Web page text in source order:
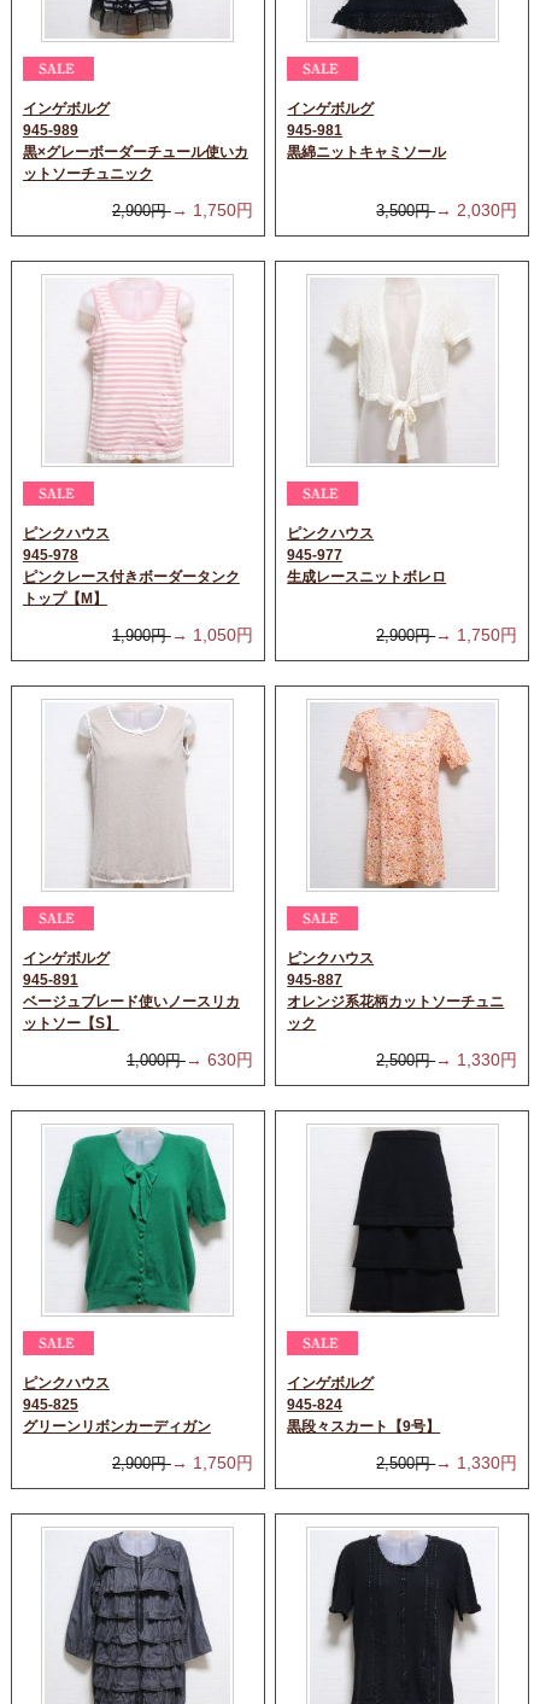
インゲボルグ
945-989
黒×グレーボーダーチュール使いカ
ットソーチュニック
2,900円→ 1,750円
インゲボルグ
945-981
黒綿ニットキャミソール
3,500円→ 2,030円
ピンクハウス
945-978
ピンクレース付きボーダータンク
トップ【M】
1,900円→ 1,050円
ピンクハウス
945-977
生成レースニットボレロ
2,900円→ 1,750円
インゲボルグ
945-891
ベージュブレード使いノースリカ
ットソー【S】
1,000円→ 630円
ピンクハウス
945-887
オレンジ系花柄カットソーチュニ
ック
2,500円→ 1,330円
ピンクハウス
945-825
グリーンリボンカーディガン
2,900円→ 1,750円
インゲボルグ
945-824
黒段々スカート【9号】
2,500円→ 1,330円